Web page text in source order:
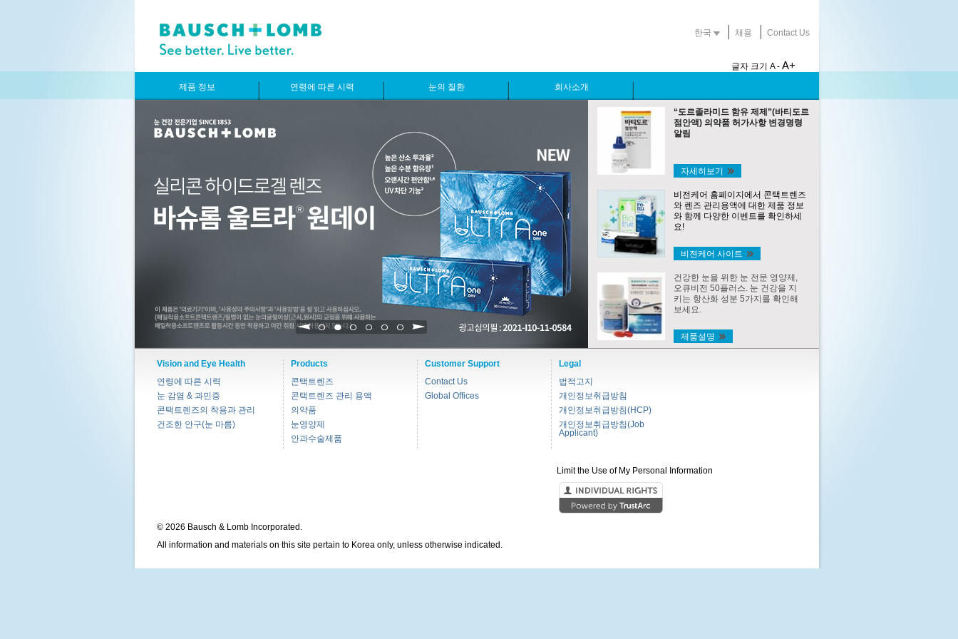
한국 채용 Contact Us
글자 크기 A - A+
제품 정보 연령에 따른 시력 눈의 질환 회사소개
1 2 3 4 5 6
“도르졸라미드 함유 제제”(바티도르
점안액) 의약품 허가사항 변경명령
알림
자세히보기
비전케어 홈페이지에서 콘택트렌즈
와 렌즈 관리용액에 대한 제품 정보
와 함께 다양한 이벤트를 확인하세
요!
비젼케어 사이트
건강한 눈을 위한 눈 전문 영양제,
오큐비전 50플러스. 눈 건강을 지
키는 항산화 성분 5가지를 확인해
보세요.
제품설명
Vision and Eye Health
연령에 따른 시력
눈 감염 & 과민증
콘택트렌즈의 착용과 관리
건조한 안구(눈 마름)
Products
콘택트렌즈
콘택트렌즈 관리 용액
의약품
눈영양제
안과수술제품
Customer Support
Contact Us
Global Offices
Legal
법적고지
개인정보취급방침
개인정보취급방침(HCP)
개인정보취급방침(Job
Applicant)
Limit the Use of My Personal Information
© 2026 Bausch & Lomb Incorporated.
All information and materials on this site pertain to Korea only, unless otherwise indicated.